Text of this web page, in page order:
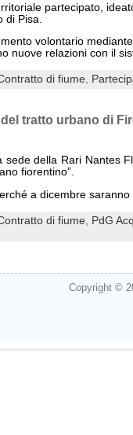
partecipato,
di Pisa.
volontario
nuove relazioni con il
di fiume
tratto urbano di
della Rari Nantes
fiorentino”.
a dicembre
di fiume PdG
Copyright ©